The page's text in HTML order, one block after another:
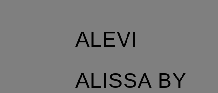
ALEVI
ALISSA BY